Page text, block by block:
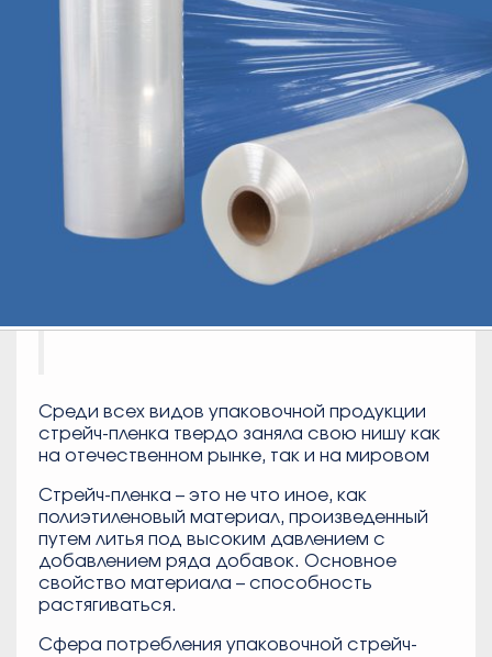
Среди всех видов упаковочной продукции
стрейч-пленка твердо заняла свою нишу как
на отечественном рынке, так и на мировом
Стрейч-пленка – это не что иное, как
полиэтиленовый материал, произведенный
путем литья под высоким давлением с
добавлением ряда добавок. Основное
свойство материала – способность
растягиваться.
Сфера потребления упаковочной стрейч-